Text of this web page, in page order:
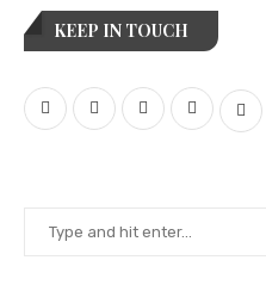
KEEP IN TOUCH